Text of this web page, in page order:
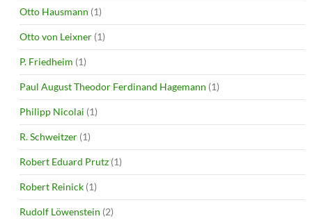
Otto Hausmann (1)
Otto von Leixner (1)
P. Friedheim (1)
Paul August Theodor Ferdinand Hagemann (1)
Philipp Nicolai (1)
R. Schweitzer (1)
Robert Eduard Prutz (1)
Robert Reinick (1)
Rudolf Löwenstein (2)